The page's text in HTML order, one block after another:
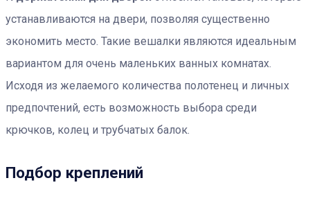
устанавливаются на двери, позволяя существенно
экономить место. Такие вешалки являются идеальным
вариантом для очень маленьких ванных комнатах.
Исходя из желаемого количества полотенец и личных
предпочтений, есть возможность выбора среди
крючков, колец и трубчатых балок.
Подбор креплений